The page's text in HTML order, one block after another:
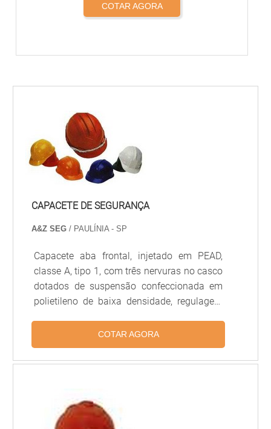
COTAR AGORA
CAPACETE DE SEGURANÇA
A&Z SEG/ PAULÍNIA - SP
Capacete aba frontal, injetado em PEAD,
classe A, tipo 1, com três nervuras no casco
dotados de suspensão confeccionada em
polietileno de baixa densidade, regulagem
COTAR AGORA